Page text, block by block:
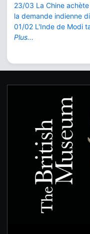
23/03 La Chine
la demande indienne
01/02 L'Inde de Modi
Plus...